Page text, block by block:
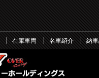
在庫車両 名車紹介 納